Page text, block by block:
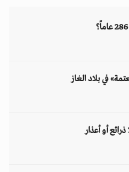
في بلاد الغاز
أو أعذار